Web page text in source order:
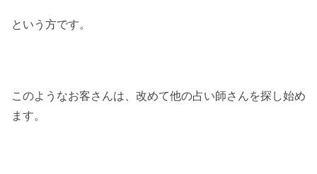
という方です。
このようなお客さんは、改めて他の占い師さんを探し始め
ます。